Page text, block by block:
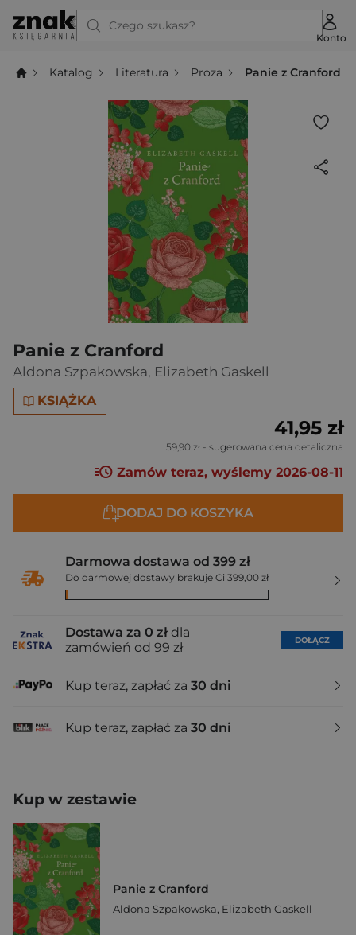
Czego szukasz?
Konto
Katalog Literatura Proza Panie z Cranford
Panie z Cranford
Aldona Szpakowska, Elizabeth Gaskell
KSIĄŻKA
41,95 zł
59,90 zł - sugerowana cena detaliczna
Zamów teraz, wyślemy 2026-08-11
DODAJ DO KOSZYKA
Darmowa dostawa od 399 zł
Do darmowej dostawy brakuje Ci 399,00 zł
Dostawa za 0 zł dla
zamówień od 99 zł
DOŁĄCZ
Kup teraz, zapłać za 30 dni
Kup teraz, zapłać za 30 dni
Kup w zestawie
Panie z Cranford
Aldona Szpakowska, Elizabeth Gaskell